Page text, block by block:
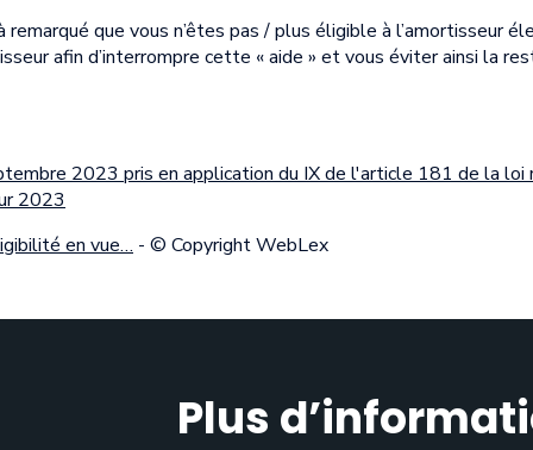
remarqué que vous n’êtes pas / plus éligible à l’amortisseur
afin d’interrompre cette « aide » et vous éviter ainsi la
2023 pris en application du IX de l'article 181 de la
2023
en vue… - © Copyright WebLex
Plus